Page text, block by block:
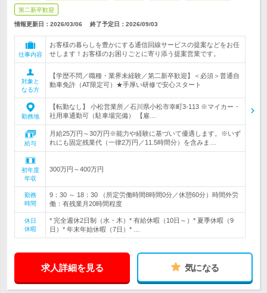
第二新卒歓迎
情報更新日：2026/03/06 終了予定日： 2026/09/03
仕事内容
お客様の暮らしを豊かにする通信回線サービスの提案などをお任
せします！お客様のお困りごとに寄り添う提案営業です。
対象と
なる方
【学歴不問／職種・業界未経験／第二新卒歓迎】＜必須＞普通自
動車免許（AT限定可）★手厚い研修で安心スタート
勤務地
【転勤なし】 小松営業所／石川県小松市幸町3-113 ※マイカー・
社用車通勤可（駐車場完備） 【雇…
給与
月給25万円～30万円※能力や経験に基づいて優遇します。※いず
れにも固定残業代（一律2万円／11.5時間分）を含みま…
初年度
年収
300万円～400万円
勤務
時間
9：30 ～ 18：30 （所定労働時間8時間0分／休憩60分）時間外労
働：有残業月20時間程度
休日
休暇
* 完全週休2日制（水・木）* 有給休暇（10日～）* 夏季休暇（9
日）* 年末年始休暇（7日）* …
求人詳細を見る 気になる